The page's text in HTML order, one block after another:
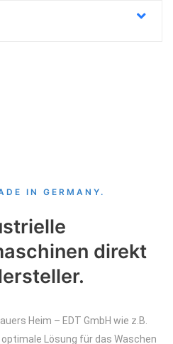
IN GERMANY.
direkt
Heim – EDT GmbH wie z.B.
optimale Lösung für das Waschen